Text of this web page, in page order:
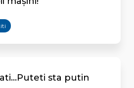
sta putin